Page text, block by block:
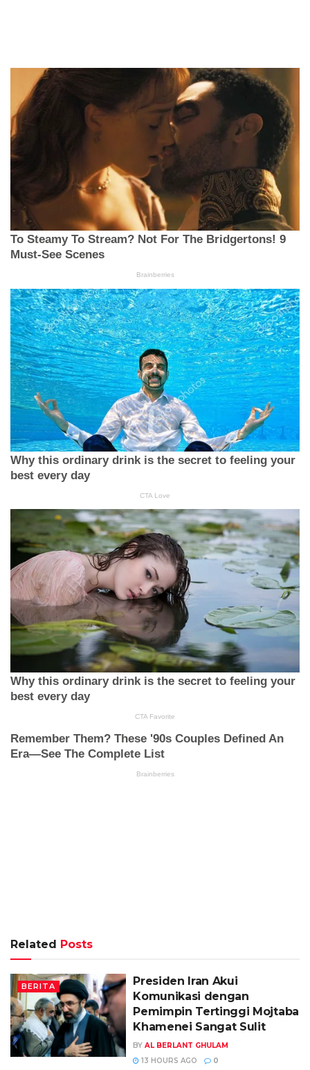
Related Posts
BERITA
Presiden Iran Akui
Komunikasi dengan
Pemimpin Tertinggi Mojtaba
Khamenei Sangat Sulit
BY AL BERLANT GHULAM
13 HOURS AGO
0